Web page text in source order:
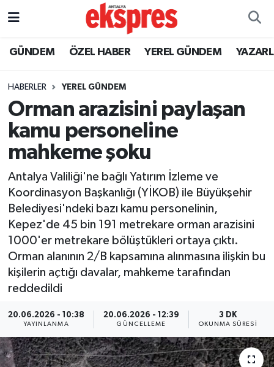
GÜNDEM ÖZEL HABER YEREL GÜNDEM
HABERLER YEREL GÜNDEM
Orman arazisini paylaşan
kamu personeline
mahkeme şoku
Antalya Valiliği'ne bağlı Yatırım İzleme ve
Koordinasyon Başkanlığı (YİKOB) ile Büyükşehir
Belediyesi'ndeki bazı kamu personelinin,
Kepez'de 45 bin 191 metrekare orman arazisini
1000'er metrekare bölüştükleri ortaya çıktı.
Orman alanının 2/B kapsamına alınmasına ilişkin bu
kişilerin açtığı davalar, mahkeme tarafından
reddedildi
20.06.2026 - 10:38
YAYINLANMA
20.06.2026 - 12:39
GÜNCELLEME
3 DK
OKUNMA SÜRESI
ÖZEL HABER
YEREL GÜNDEM
EKONOMİ
KÜLTÜR - SANAT
SPOR
SİYASET
SAĞLIK
EĞİTİM
TURİZM
Nöbetçi Eczaneler
Trafik Durumu
Süper Lig Puan Durumu ve Fikstür
Tüm Manşetler
Son Dakika Haberleri
Haber Arşivi